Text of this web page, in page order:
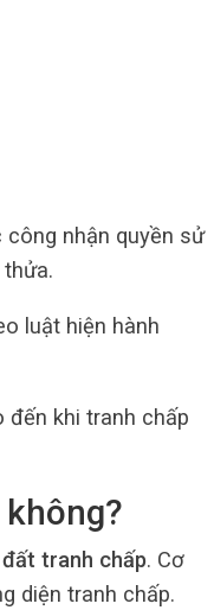
công nhận quyền sử
luật hiện hành
đến khi tranh chấp
tranh chấp. Cơ
diện tranh chấp.